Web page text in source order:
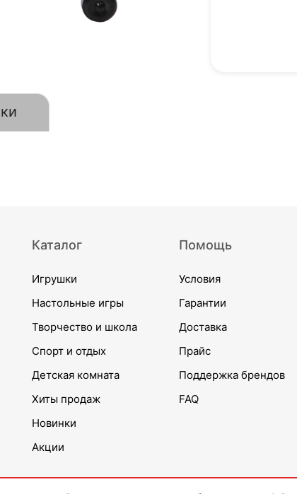
Каталог
Игрушки
Настольные игры
Творчество и школа
Спорт и отдых
Детская комната
Хиты продаж
Новинки
Акции
Помощь
Условия
Гарантии
Доставка
Прайс
Поддержка брендов
FAQ